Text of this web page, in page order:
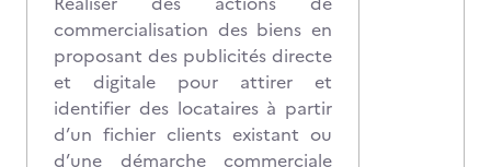
commercialisation des biens en
proposant des publicités directe
et digitale pour attirer et
identifier des locataires à partir
d’un fichier clients existant ou
d’une démarche commerciale